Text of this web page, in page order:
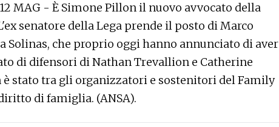
12 MAG - È Simone Pillon il nuovo avvocato della
senatore della Lega prende il posto di Marco
Solinas, che proprio oggi hanno annunciato di aver
di difensori di Nathan Trevallion e Catherine
stato tra gli organizzatori e sostenitori del Family
di famiglia. (ANSA).